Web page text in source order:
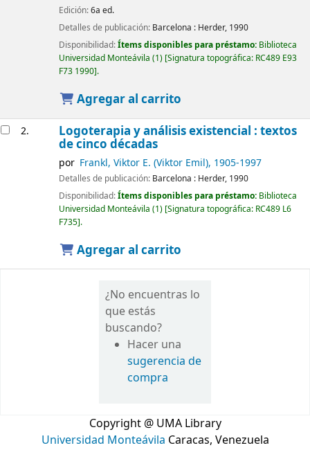
Edición:6a ed.
Detalles de publicación: Barcelona : Herder, 1990
Disponibilidad:Ítems disponibles para préstamo: Biblioteca
Universidad Monteávila (1) Signatura topográfica: RC489 E93
F73 1990 .
Agregar al carrito
2. Logoterapia y análisis existencial : textos
de cinco décadas
por Frankl, Viktor E. (Viktor Emil), 1905-1997
Detalles de publicación: Barcelona : Herder, 1990
Disponibilidad:Ítems disponibles para préstamo: Biblioteca
Universidad Monteávila (1) Signatura topográfica: RC489 L6
F735 .
Agregar al carrito
¿No encuentras lo
que estás
buscando?
Hacer una
sugerencia de
compra
Copyright @ UMA Library
Universidad Monteávila Caracas, Venezuela